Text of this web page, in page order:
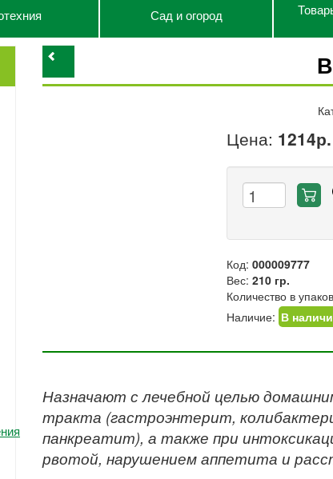
Сад и огород
Цена:
Код:000009777
Вес:210 гр.
Количество в
Наличие: В
Назначают с лечебной целью
тракта (гастроэнтерит,
панкреатит), а также при
рвотой, нарушением аппетита и